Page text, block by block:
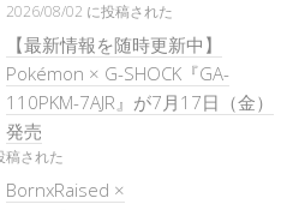
2026/08/02 に投稿された
【最新情報を随時更新中】
Pokémon × G-SHOCK『GA-
110PKM-7AJR』が7月17日（金）
発売
された
BornxRaised ×